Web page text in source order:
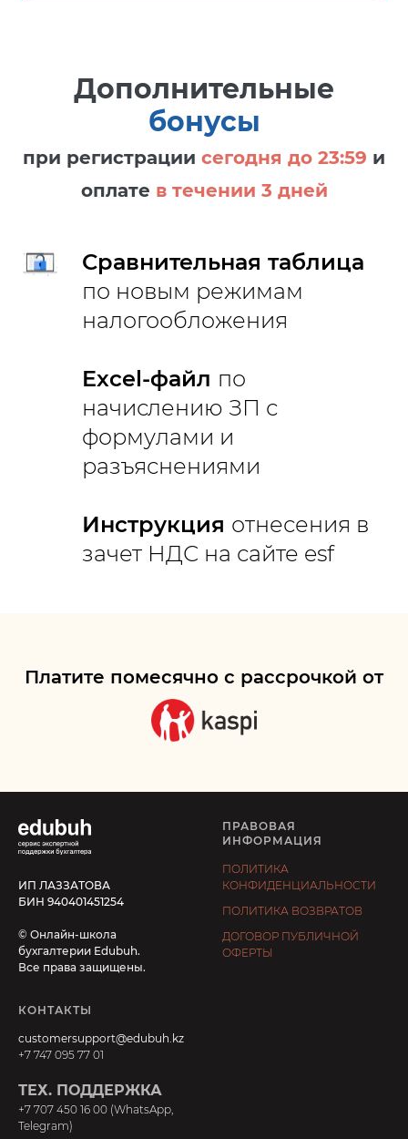
Дополнительные
бонусы
при регистрации сегодня до 23:59 и
оплате в течении 3 дней
Сравнительная таблица
по новым режимам
налогообложения
Excel-файл по
начислению ЗП с
формулами и
разъяснениями
Инструкция отнесения в
зачет НДС на сайте esf
Платите помесячно с рассрочкой от
ИП ЛАЗЗАТОВА
БИН 940401451254
© Онлайн-школа
бухгалтерии Edubuh.
Все права защищены.
ПРАВОВАЯ
ИНФОРМАЦИЯ
ПОЛИТИКА
КОНФИДЕНЦИАЛЬНОСТИ
ПОЛИТИКА ВОЗВРАТОВ
ДОГОВОР ПУБЛИЧНОЙ
ОФЕРТЫ
КОНТАКТЫ
customersupport@edubuh.kz
+7 747 095 77 01
ТЕХ. ПОДДЕРЖКА
+7 707 450 16 00 (WhatsApp,
Telegram)